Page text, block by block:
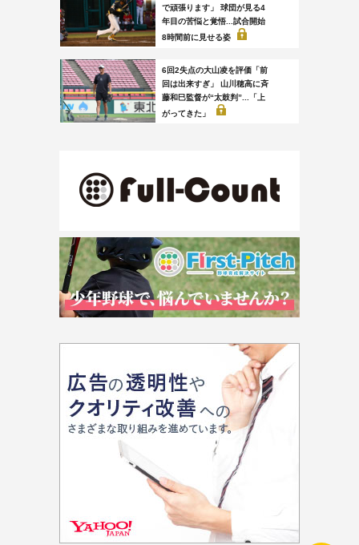
で頑張ります」 球団が見る4
年目の苦悩と覚悟...試合開始
8時間前に見せる姿
6回2失点の大山凌を評価「前
回は出来すぎ」 山川穂高に斉
藤和巳監督が“太鼓判”...「上
がってきた」